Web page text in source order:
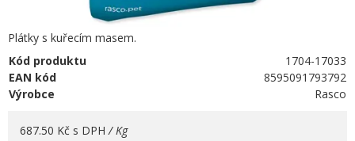
Plátky s kuřecím masem.
Kód produktu
1704-17033
EAN kód
8595091793792
Výrobce
Rasco
687.50 Kč s DPH / Kg